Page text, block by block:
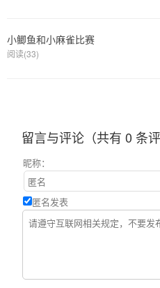
小鲫鱼和小麻雀比赛
阅读(33)
留言与评论（共有 0 条评
昵称：
匿名发表